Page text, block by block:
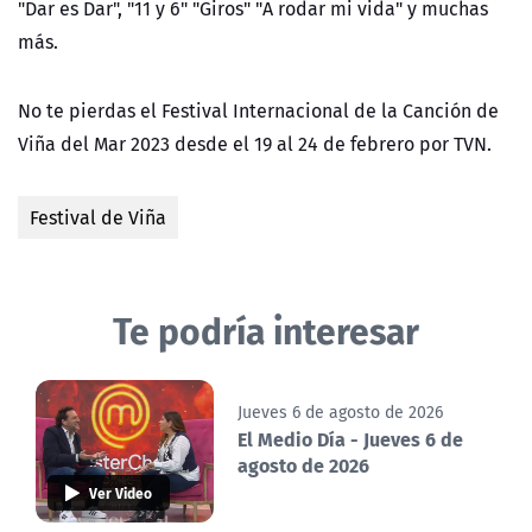
"Dar es Dar", "11 y 6" "Giros" "A rodar mi vida" y muchas
más.
No te pierdas el Festival Internacional de la Canción de
Viña del Mar 2023 desde el 19 al 24 de febrero por TVN.
Festival de Viña
Te podría interesar
Ver Video
Jueves 6 de agosto de 2026
El Medio Día - Jueves 6 de
agosto de 2026